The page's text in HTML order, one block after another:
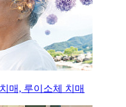
매, 루이소체 치매